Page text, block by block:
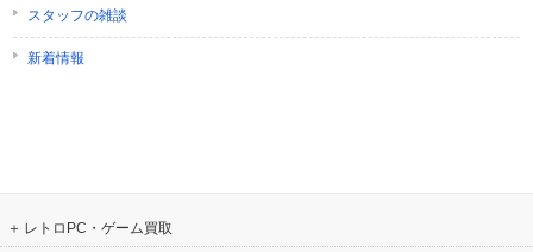
スタッフの雑談
新着情報
レトロPC・ゲーム買取